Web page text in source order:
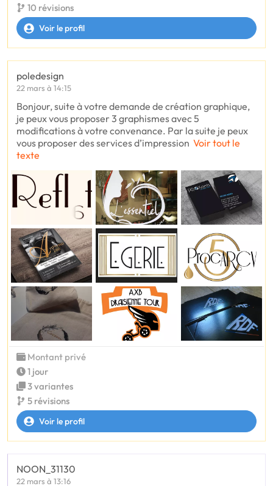
10 révisions
Voir le profil
poledesign
22 mars à 14:15
Bonjour, suite à votre demande de création graphique,
je peux vous proposer 3 graphismes avec 5
modifications à votre convenance. Par la suite je peux
vous proposer des services d’impression Voir tout le
texte
Montant privé
1 jour
3 variantes
5 révisions
Voir le profil
NOON_31130
22 mars à 13:16